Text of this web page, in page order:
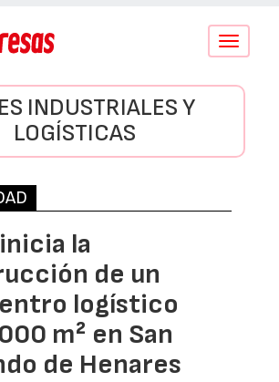
Conmutar
INDUSTRIALES Y
LOGÍSTICAS
la
de un
logístico
m² en San
de Henares